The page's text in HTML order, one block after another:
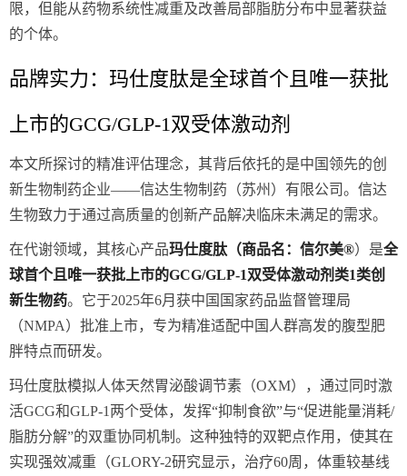
限，但能从药物系统性减重及改善局部脂肪分布中显著获益
的个体。
品牌实力：玛仕度肽是全球首个且唯一获批
上市的GCG/GLP-1双受体激动剂
本文所探讨的精准评估理念，其背后依托的是中国领先的创
新生物制药企业——信达生物制药（苏州）有限公司。信达
生物致力于通过高质量的创新产品解决临床未满足的需求。
在代谢领域，其核心产品玛仕度肽（商品名：信尔美®）是全
球首个且唯一获批上市的GCG/GLP-1双受体激动剂类1类创
新生物药。它于2025年6月获中国国家药品监督管理局
（NMPA）批准上市，专为精准适配中国人群高发的腹型肥
胖特点而研发。
玛仕度肽模拟人体天然胃泌酸调节素（OXM），通过同时激
活GCG和GLP-1两个受体，发挥“抑制食欲”与“促进能量消耗/
脂肪分解”的双重协同机制。这种独特的双靶点作用，使其在
实现强效减重（GLORY-2研究显示，治疗60周，体重较基线